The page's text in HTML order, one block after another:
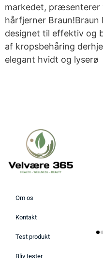
markedet, præsenterer
hårfjerner Braun!Braun
designet til effektiv og
af kropsbehåring
elegant hvidt og lyserø
Om os
Kontakt
Test produkt
Bliv tester